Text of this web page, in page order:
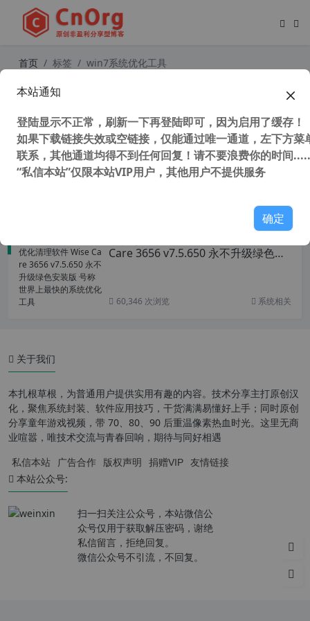
首页 标签 win7系统优化工具
WinUtilities Professional Edition v1
决电脑卡顿！
Care 3656 v7.5.650 永不升级绿色安
60,346 次浏览 系统相关
关于我们
本扎根草根，为普通用户提供实用有趣的内容。技术分享主打原创汉
化，聚焦系统封装、软件应用技巧，干货满满易懂好上手；同时原创
分享童年游戏视频，带 70、80、90 后重温像素热血时光。这里无商
业喧嚣，唯技术交流与青春回响，期待与同好相遇
私信本站 广告合作 版权声明 捐赠VIP 友情链接
本站公众号:
扫一扫关注公众号，本站微信公
众号仅用于获取解压密码，谢绝
私信留言，拒绝回复。
微信公众号不引流，不回复。
本站通知
登陆显示不正常，刷新一下再登陆即可，因为启用了缓存！
如果下载链接失效或空链接，仅能通过唯一通道，左下方菜
联系，其他通道均得不到任何回复！请不要浪费你的时间
“私信本站”仅限本站VIP用户，其他用户不提供服务
确定